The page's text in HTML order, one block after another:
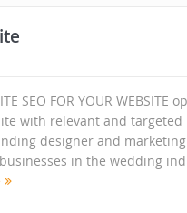
SEO FOR YOUR WEBSITE
with relevant and targeted
designer and
in the wedding